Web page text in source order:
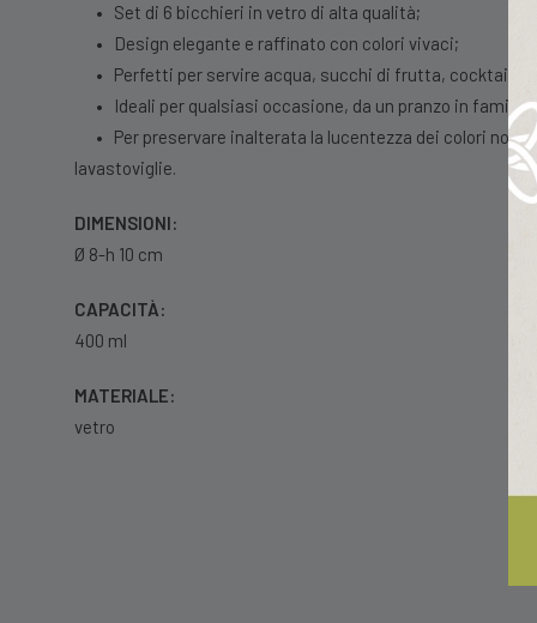
• Set di 6 bicchieri in vetro di alta qualità;
•
Design elegante e raffinato con colori vivaci;
• Perfetti per servire acqua, succhi di frutta, cocktail e
•
Ideali per qualsiasi occasione, da un pranzo in famiglia
• Per preservare inalterata la lucentezza dei colori non
lavastoviglie.
DIMENSIONI:
Ø 8-h 10 cm
CAPACITÀ:
400 ml
MATERIALE:
vetro